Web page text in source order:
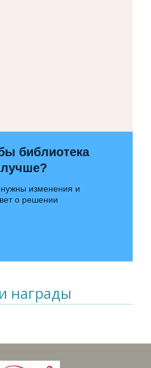
библиотека
изменения и
о решении
награды